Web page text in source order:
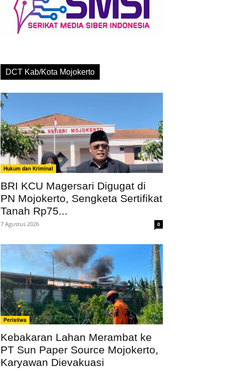
DCT Kab/Kota Mojokerto
Hukum dan Kriminal
BRI KCU Magersari Digugat di
PN Mojokerto, Sengketa Sertifikat
Tanah Rp75...
7 Agustus 2026 0
Peristiwa
Kebakaran Lahan Merambat ke
PT Sun Paper Source Mojokerto,
Karyawan Dievakuasi